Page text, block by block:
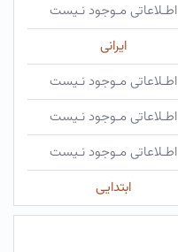
اطـلاعاتی مـوجود نـیست
ایرانی
اطـلاعاتی مـوجود نـیست
اطـلاعاتی مـوجود نـیست
اطـلاعاتی مـوجود نـیست
ابتدایی